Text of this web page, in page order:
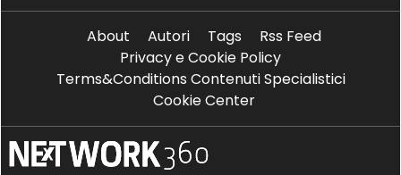
About Autori Tags
Rss Feed
Privacy e Cookie Policy
Terms&Conditions Contenuti Specialistici
Cookie Center